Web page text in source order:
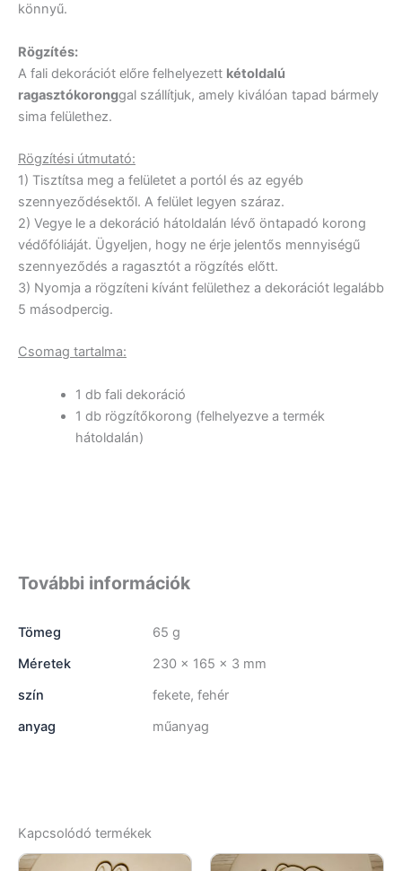
könnyű.
Rögzítés:
A fali dekorációt előre felhelyezett kétoldalú
ragasztókoronggal szállítjuk, amely kiválóan tapad bármely
sima felülethez.
Rögzítési útmutató:
1) Tisztítsa meg a felületet a portól és az egyéb
szennyeződésektől. A felület legyen száraz.
2) Vegye le a dekoráció hátoldalán lévő öntapadó korong
védőfóliáját. Ügyeljen, hogy ne érje jelentős mennyiségű
szennyeződés a ragasztót a rögzítés előtt.
3) Nyomja a rögzíteni kívánt felülethez a dekorációt legalább
5 másodpercig.
Csomag tartalma:
1 db fali dekoráció
1 db rögzítőkorong (felhelyezve a termék
hátoldalán)
További információk
Tömeg
65 g
Méretek
230 × 165 × 3 mm
szín
fekete, fehér
anyag
műanyag
Kapcsolódó termékek